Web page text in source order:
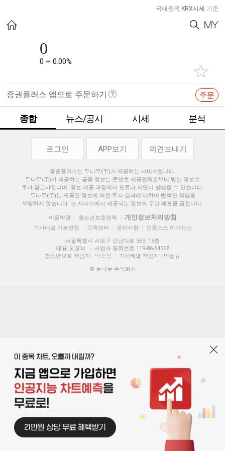
국내종목 KRX시세 기준
0
0 0.00%
증권플러스 앱으로 주문하기 주문
종합 뉴스/공시 시세 분석
로그인 APP보기 의견보내기
증권플러스는 두나무(주)가 제공하는 서비스입니다.
두나무(주)가 제공하는 금융 정보는 콘텐츠 제공업체로부터 받는 정보로
투자 참고사항이며, 정보 제공 과정에서 오류나 지연이 발생할 수 있습니다.
두나무(주)는 제공된 정보에 의한 투자 결과에 대하여 법적인 책임을
부담하지 않습니다. 본 서비스에서 제공되는 정보의 무단 배포를 금합니다.
이용약관 청소년보호정책 개인정보처리방침
기사배열 기본방침 고객센터 공지사항
오픈소스 라이선스
서울특별시 서초구 강남대로 369, 15층
대표 오경석
사업자 등록번호 119-86-54968
청소년보호 책임자 : 박소정
기사배열 책임자 : 박동규
© 두나무 주식회사